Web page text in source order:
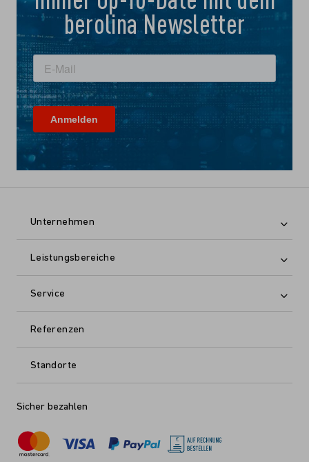
berolina Newsletter
Unternehmen
Leistungsbereiche
Service
Referenzen
Standorte
Sicher bezahlen